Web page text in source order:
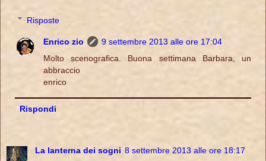
Risposte
Enrico zio
9 settembre 2013 alle ore 17:04
Molto scenografica. Buona settimana Barbara, un
abbraccio
enrico
Rispondi
La lanterna dei sogni 8 settembre 2013 alle ore 18:17